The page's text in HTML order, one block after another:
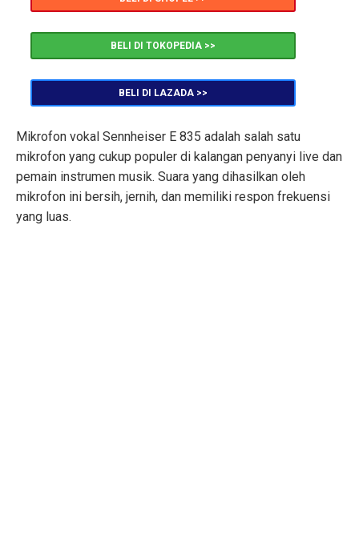
BELI DI TOKOPEDIA >>
BELI DI LAZADA >>
Mikrofon vokal Sennheiser E 835 adalah salah satu
mikrofon yang cukup populer di kalangan penyanyi live dan
pemain instrumen musik. Suara yang dihasilkan oleh
mikrofon ini bersih, jernih, dan memiliki respon frekuensi
yang luas.